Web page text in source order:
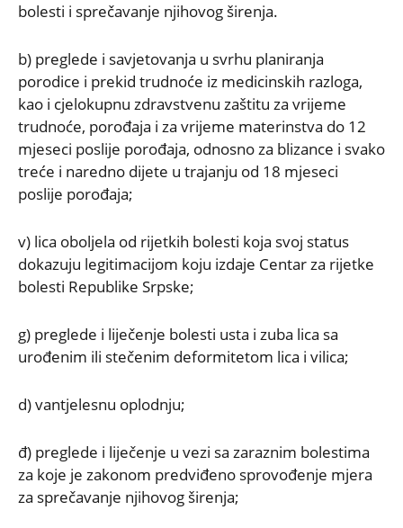
bolesti i sprečavanje njihovog širenja.
b) preglede i savjetovanja u svrhu planiranja
porodice i prekid trudnoće iz medicinskih razloga,
kao i cjelokupnu zdravstvenu zaštitu za vrijeme
trudnoće, porođaja i za vrijeme materinstva do 12
mjeseci poslije porođaja, odnosno za blizance i svako
treće i naredno dijete u trajanju od 18 mjeseci
poslije porođaja;
v) lica oboljela od rijetkih bolesti koja svoj status
dokazuju legitimacijom koju izdaje Centar za rijetke
bolesti Republike Srpske;
g) preglede i liječenje bolesti usta i zuba lica sa
urođenim ili stečenim deformitetom lica i vilica;
d) vantjelesnu oplodnju;
đ) preglede i liječenje u vezi sa zaraznim bolestima
za koje je zakonom predviđeno sprovođenje mjera
za sprečavanje njihovog širenja;